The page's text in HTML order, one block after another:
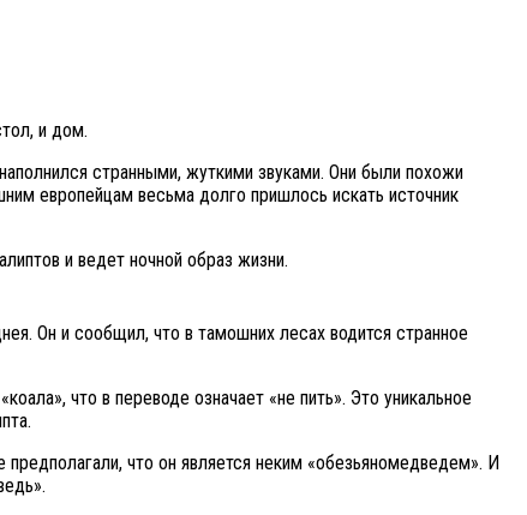
и дом.
странными, жуткими звуками. Они были похожи
европейцам весьма долго пришлось искать источник
и ведет ночной образ жизни.
Он и сообщил, что в тамошних лесах водится странное
что в переводе означает «не пить». Это уникальное
что он является неким «обезьяномедведем». И